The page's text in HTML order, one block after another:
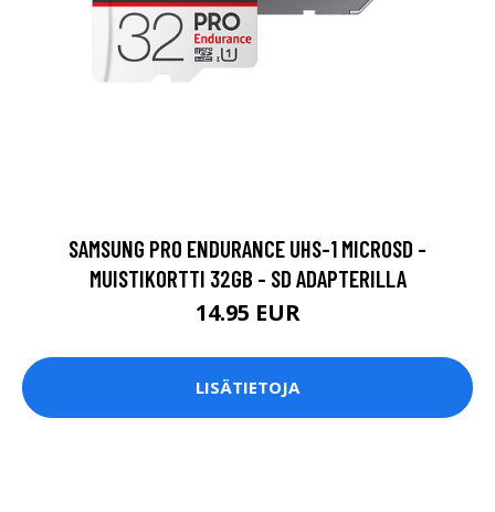
SAMSUNG PRO ENDURANCE UHS-1 MICROSD -
MUISTIKORTTI 32GB - SD ADAPTERILLA
14.95 EUR
LISÄTIETOJA